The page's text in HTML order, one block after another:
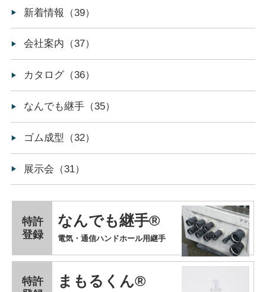
新着情報（39）
会社案内（37）
カタログ（36）
なんでも継手（35）
ゴム成型（32）
展示会（31）
なんでも継手®
特許
登録
電気・通信ハンドホール用継手
まもるくん®
特許